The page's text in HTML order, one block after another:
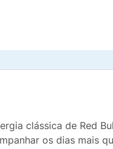
clássica de Red
os dias mais